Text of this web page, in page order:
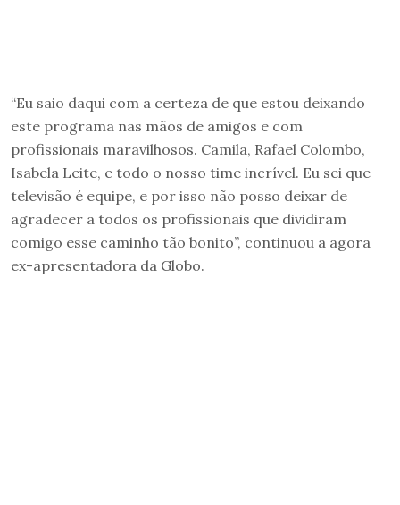
“Eu saio daqui com a certeza de que estou deixando
este programa nas mãos de amigos e com
profissionais maravilhosos. Camila, Rafael Colombo,
Isabela Leite, e todo o nosso time incrível. Eu sei que
televisão é equipe, e por isso não posso deixar de
agradecer a todos os profissionais que dividiram
comigo esse caminho tão bonito”, continuou a agora
ex-apresentadora da Globo.